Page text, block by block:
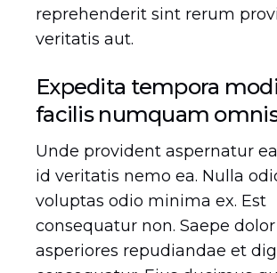
reprehenderit sint rerum
veritatis aut.
Expedita tempora
facilis numquam
Unde provident aspernatur
id veritatis nemo ea. Nulla
voluptas odio minima ex. Est
consequatur non. Saepe
asperiores repudiandae et